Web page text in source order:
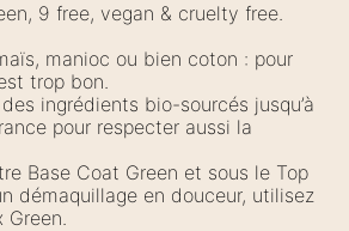
9 free, vegan & cruelty free.
manioc ou bien coton : pour
trop bon.
ingrédients bio-sourcés jusqu’à
pour respecter aussi la
Base Coat Green et sous le Top
démaquillage en douceur, utilisez
Green.